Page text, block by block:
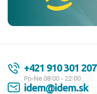
+421 910 301 207
Po-Ne 08:00 - 22:00
idem@idem.sk